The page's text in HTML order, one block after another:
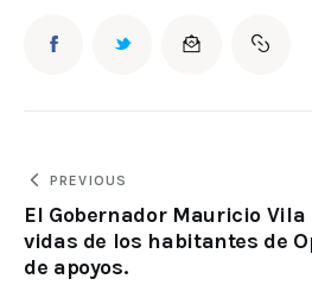
PREVIOUS
El Gobernador Mauricio
vidas de los habitantes de
de apoyos.